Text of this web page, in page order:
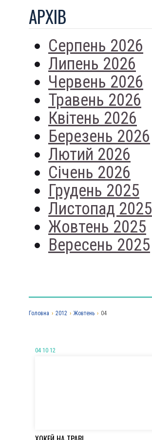
АРХIВ
Серпень 2026
Липень 2026
Червень 2026
Травень 2026
Квітень 2026
Березень 2026
Лютий 2026
Січень 2026
Грудень 2025
Листопад 2025
Жовтень 2025
Вересень 2025
Головна › 2012 › Жовтень › 04
04 10 12